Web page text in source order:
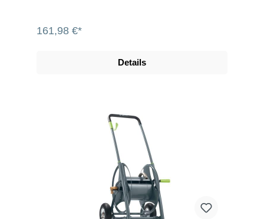
161,98 €*
Details